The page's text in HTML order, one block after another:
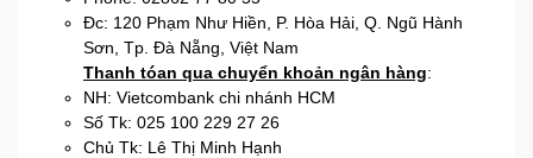
Đc: 120 Phạm Như Hiền, P. Hòa Hải, Q. Ngũ Hành
Sơn, Tp. Đà Nẵng, Việt Nam
Thanh tóan qua chuyển khoản ngân hàng:
NH: Vietcombank chi nhánh HCM
Số Tk: 025 100 229 27 26
Chủ Tk: Lê Thị Minh Hạnh